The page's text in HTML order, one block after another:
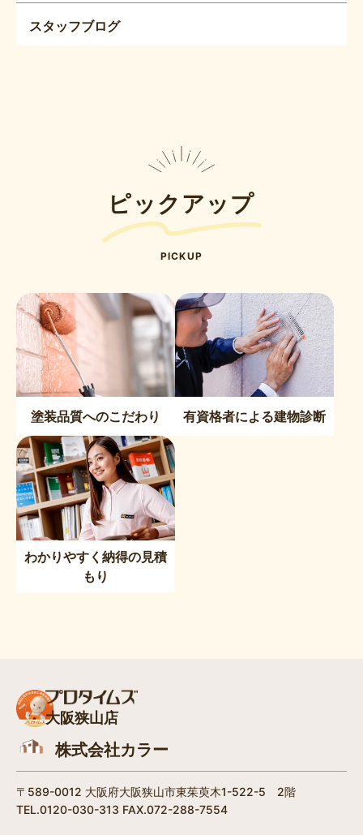
スタッフブログ
ピックアップ
PICKUP
塗装品質へのこだわり 有資格者による建物診断
わかりやすく納得の見積
もり
大阪狭山店
株式会社カラー
〒589-0012 大阪府大阪狭山市東茱萸木1-522-5 2階
TEL.0120-030-313 FAX.072-288-7554